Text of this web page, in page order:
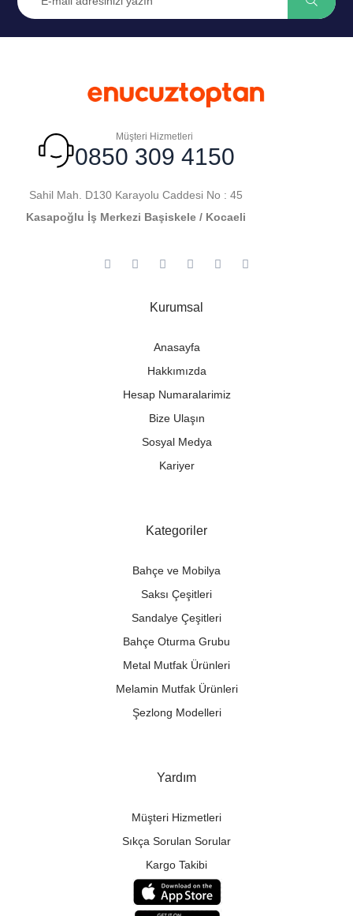
Müşteri Hizmetleri
0850 309 4150
Sahil Mah. D130 Karayolu Caddesi No : 45
Kasapoğlu İş Merkezi Başiskele / Kocaeli
Kurumsal
Anasayfa
Hakkımızda
Hesap Numaralarimiz
Bize Ulaşın
Sosyal Medya
Kariyer
Kategoriler
Bahçe ve Mobilya
Saksı Çeşitleri
Sandalye Çeşitleri
Bahçe Oturma Grubu
Metal Mutfak Ürünleri
Melamin Mutfak Ürünleri
Şezlong Modelleri
Yardım
Müşteri Hizmetleri
Sıkça Sorulan Sorular
Kargo Takibi